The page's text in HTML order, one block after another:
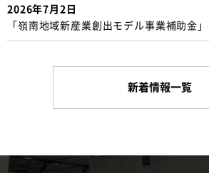
2026年7月2日
「嶺南地域新産業創出モデル事業補助金
新着情報一覧